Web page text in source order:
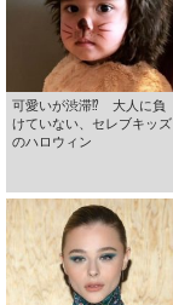
可愛いが渋滞⁉ 大人に負
けていない、セレブキッズ
のハロウィン